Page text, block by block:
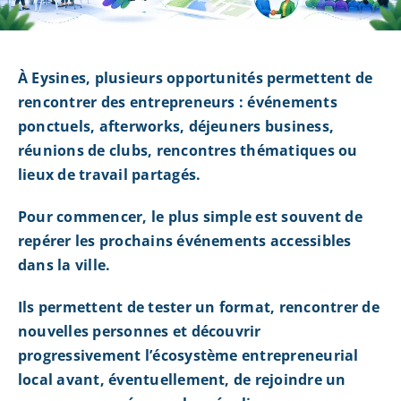
À Eysines, plusieurs opportunités permettent de
rencontrer des entrepreneurs : événements
ponctuels, afterworks, déjeuners business,
réunions de clubs, rencontres thématiques ou
lieux de travail partagés.
Pour commencer, le plus simple est souvent de
repérer les prochains événements accessibles
dans la ville.
Ils permettent de tester un format, rencontrer de
nouvelles personnes et découvrir
progressivement l’écosystème entrepreneurial
local avant, éventuellement, de rejoindre un